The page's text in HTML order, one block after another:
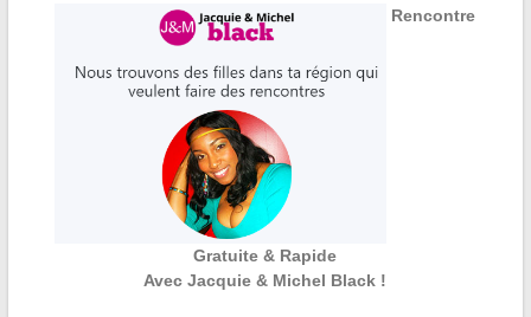
Rencontre
Gratuite & Rapide
Avec Jacquie & Michel Black !